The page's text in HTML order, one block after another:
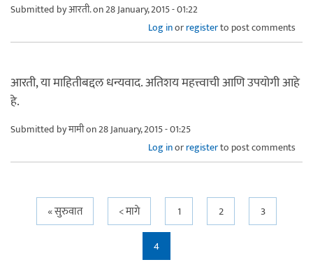
Submitted byआरती.on 28 January, 2015 - 01:22
Log inorregisterto post comments
आरती, या माहितीबद्दल धन्यवाद. अतिशय महत्त्वाची आणि उपयोगी आहे
हे.
Submitted byमामीon 28 January, 2015 - 01:25
Log inorregisterto post comments
Pages« सुरुवात < मागे 1 2
3
4